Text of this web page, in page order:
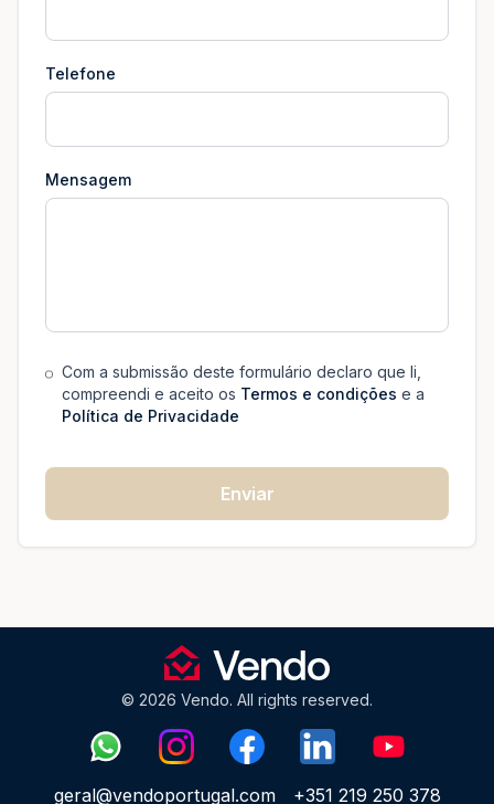
Telefone
Mensagem
Com a submissão deste formulário declaro que li,
compreendi e aceito os Termos e condições e a
Política de Privacidade
Enviar
© 2026 Vendo. All rights reserved.
geral@vendoportugal.com +351 219 250 378